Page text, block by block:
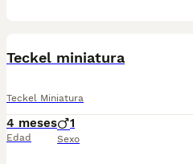
Teckel miniatura
Teckel Miniatura
4 meses
Edad
1
Sexo